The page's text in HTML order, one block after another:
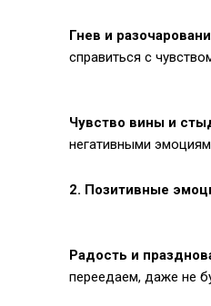
Гнев и
справиться с
Чувство вины и
негативными
2. Позитивные
Радость и
переедаем, даже не